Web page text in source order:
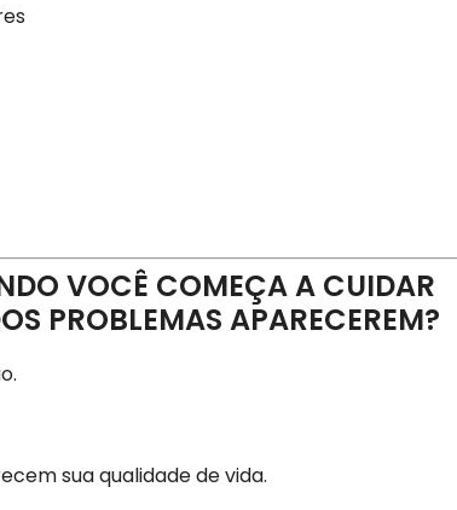
VOCÊ COMEÇA A CUIDAR
PROBLEMAS APARECEREM?
sua qualidade de vida.